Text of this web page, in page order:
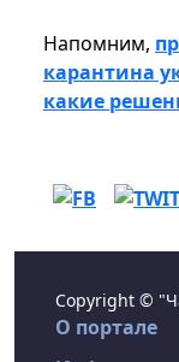
Напомним,
карантина
какие
Copyright ©
О портале